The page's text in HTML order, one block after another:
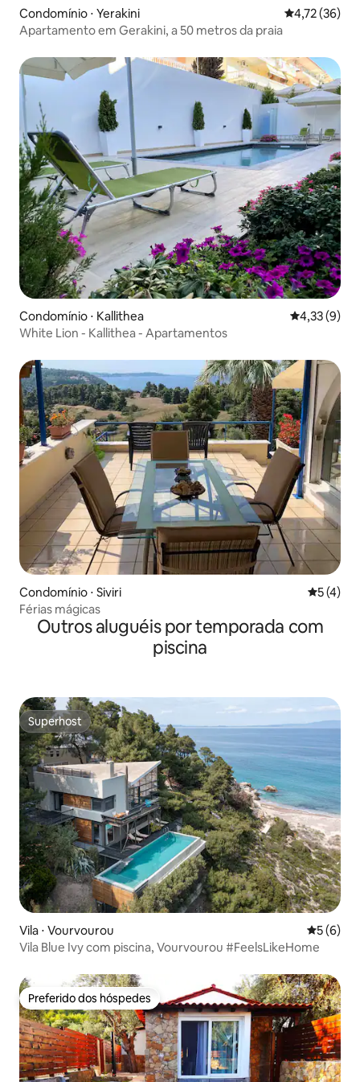
Condomínio ⋅ Yerakini 4,72 de uma
4,72 (36)
Apartamento em Gerakini, a 50 metros da praia
Condomínio ⋅ Kallithea 4,33 de
4,33 (9)
White Lion - Kallithea - Apartamentos
Condomínio ⋅ Siviri 5 de
5 (4)
Férias mágicas
Outros aluguéis por temporada com
piscina
Superhost
Superhost
Vila ⋅ Vourvourou 5 de
5 (6)
Vila Blue Ivy com piscina, Vourvourou #FeelsLikeHome
Preferido dos hóspedes
Preferido dos hóspedes